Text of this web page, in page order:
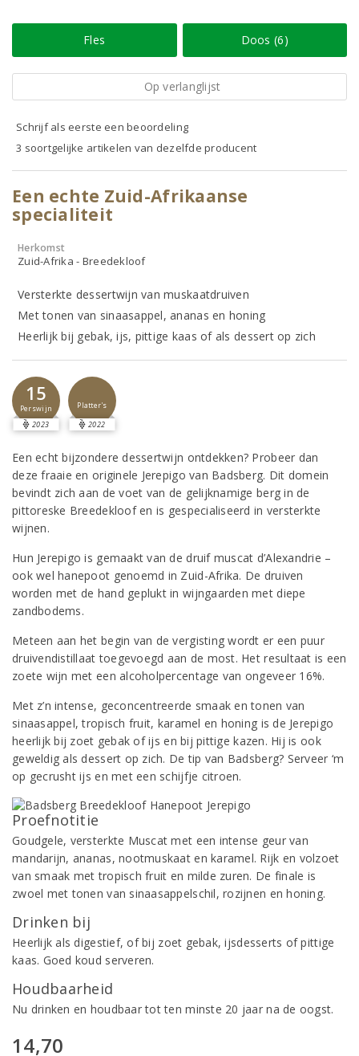
Fles Doos (6)
Op verlanglijst
Schrijf als eerste een beoordeling
3 soortgelijke artikelen van dezelfde producent
Een echte Zuid-Afrikaanse
specialiteit
Herkomst
Zuid-Afrika - Breedekloof
Versterkte dessertwijn van muskaatdruiven
Met tonen van sinaasappel, ananas en honing
Heerlijk bij gebak, ijs, pittige kaas of als dessert op zich
15
Perswijn
2023
Platter's
2022
Een echt bijzondere dessertwijn ontdekken? Probeer dan
deze fraaie en originele Jerepigo van Badsberg. Dit domein
bevindt zich aan de voet van de gelijknamige berg in de
pittoreske Breedekloof en is gespecialiseerd in versterkte
wijnen.
Hun Jerepigo is gemaakt van de druif muscat d’Alexandrie –
ook wel hanepoot genoemd in Zuid-Afrika. De druiven
worden met de hand geplukt in wijngaarden met diepe
zandbodems.
Meteen aan het begin van de vergisting wordt er een puur
druivendistillaat toegevoegd aan de most. Het resultaat is een
zoete wijn met een alcoholpercentage van ongeveer 16%.
Met z’n intense, geconcentreerde smaak en tonen van
sinaasappel, tropisch fruit, karamel en honing is de Jerepigo
heerlijk bij zoet gebak of ijs en bij pittige kazen. Hij is ook
geweldig als dessert op zich. De tip van Badsberg? Serveer ‘m
op gecrusht ijs en met een schijfje citroen.
Proefnotitie
Goudgele, versterkte Muscat met een intense geur van
mandarijn, ananas, nootmuskaat en karamel. Rijk en volzoet
van smaak met tropisch fruit en milde zuren. De finale is
zwoel met tonen van sinaasappelschil, rozijnen en honing.
Drinken bij
Heerlijk als digestief, of bij zoet gebak, ijsdesserts of pittige
kaas. Goed koud serveren.
Houdbaarheid
Nu drinken en houdbaar tot ten minste 20 jaar na de oogst.
14,70